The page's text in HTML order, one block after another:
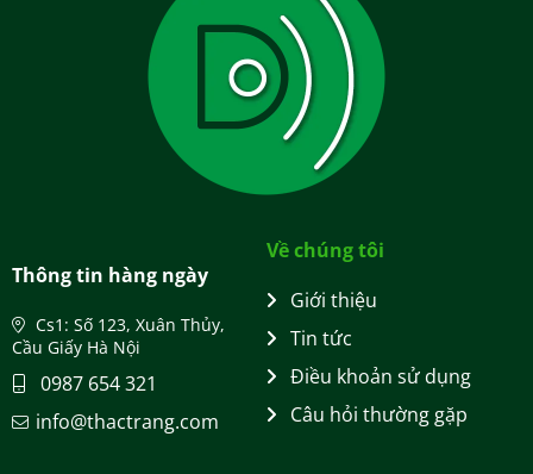
Thông tin hàng ngày
Cs1: Số 123, Xuân Thủy,
Cầu Giấy Hà Nội
0987 654 321
info@thactrang.com
Về chúng tôi
Giới thiệu
Tin tức
Điều khoản sử dụng
Câu hỏi thường gặp